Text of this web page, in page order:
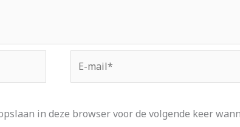
mail*
in deze browser voor de volgende keer